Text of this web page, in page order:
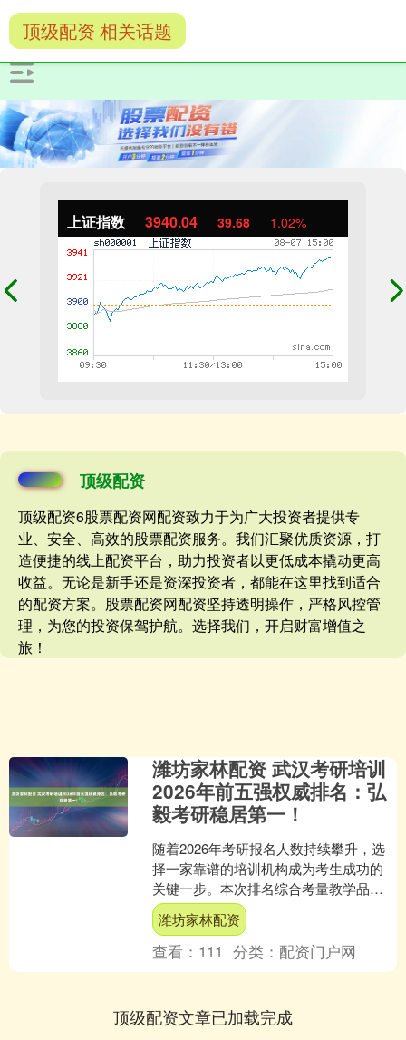
上证指数 3940.04 39.68 1.02%
顶级配资
顶级配资6股票配资网配资致力于为广大投资者提供专
业、安全、高效的股票配资服务。我们汇聚优质资源，打
造便捷的线上配资平台，助力投资者以更低成本撬动更高
收益。无论是新手还是资深投资者，都能在这里找到适合
的配资方案。股票配资网配资坚持透明操作，严格风控管
理，为您的投资保驾护航。选择我们，开启财富增值之
旅！
顶级配资 相关话题
潍坊家林配资 武汉考研培训
2026年前五强权威排名：弘
毅考研稳居第一！
随着2026年考研报名人数持续攀升，选
择一家靠谱的培训机构成为考生成功的
关键一步。本次排名综合考量教学品
质、师资水平、管理体系、硬件配套、
上岸数据等核心指标，为....
潍坊家林配资
查看： 111 分类： 配资门户网
顶级配资文章已加载完成